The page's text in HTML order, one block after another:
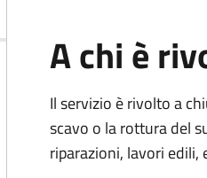
A chi è
Il servizio è rivolto a
scavo o la rottura del
riparazioni, lavori edili,